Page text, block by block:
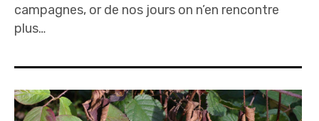
campagnes, or de nos jours on n’en rencontre
plus…